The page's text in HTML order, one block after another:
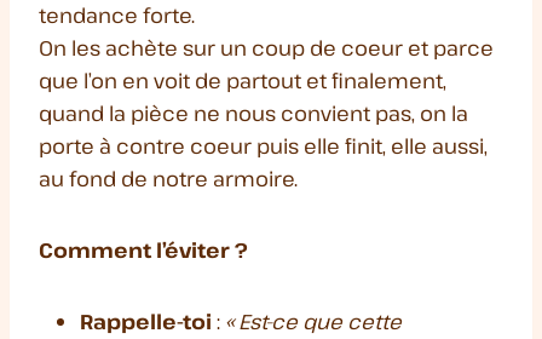
tendance forte.
On les achète sur un coup de coeur et parce
que l’on en voit de partout et finalement,
quand la pièce ne nous convient pas, on la
porte à contre coeur puis elle finit, elle aussi,
au fond de notre armoire.
Comment l’éviter ?
Rappelle-toi : « Est-ce que cette